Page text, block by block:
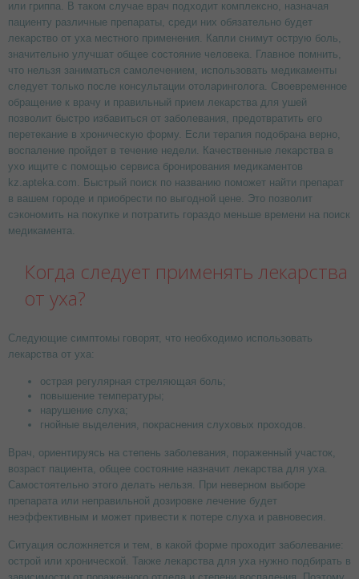
— антибактериальные капли с ципрофлоксацином,
помогают при инфекциях и воспалениях.
Для профилактики серных пробок и ухода за ушами часто
используют:
A‑Церумен — раствор для размягчения и удаления серных
пробок (можно найти в разделе капель).
Ремо‑Вакс — капли для регулярного ухода и очищения
слухового прохода.
Перед использованием любых капель рекомендуется
проконсультироваться с врачом, чтобы подобрать подходящее
средство и избежать осложнений. Все представленные препараты
можно заказать онлайн и получить в ближайшей аптеке.
или гриппа. В таком случае врач подходит комплексно, назначая
пациенту различные препараты, среди них обязательно будет
лекарство от уха местного применения. Капли снимут острую боль,
значительно улучшат общее состояние человека. Главное помнить,
что нельзя заниматься самолечением, использовать медикаменты
следует только после консультации отоларинголога. Своевременное
обращение к врачу и правильный прием лекарства для ушей
позволит быстро избавиться от заболевания, предотвратить его
перетекание в хроническую форму. Если терапия подобрана верно,
воспаление пройдет в течение недели. Качественные лекарства в
ухо ищите с помощью сервиса бронирования медикаментов
kz.apteka.com. Быстрый поиск по названию поможет найти препарат
в вашем городе и приобрести по выгодной цене. Это позволит
сэкономить на покупке и потратить гораздо меньше времени на поиск
медикамента.
Когда следует применять лекарства
от уха?
Следующие симптомы говорят, что необходимо использовать
лекарства от уха:
острая регулярная стреляющая боль;
повышение температуры;
нарушение слуха;
гнойные выделения, покраснения слуховых проходов.
Врач, ориентируясь на степень заболевания, пораженный участок,
возраст пациента, общее состояние назначит лекарства для уха.
Самостоятельно этого делать нельзя. При неверном выборе
препарата или неправильной дозировке лечение будет
неэффективным и может привести к потере слуха и равновесия.
Ситуация осложняется и тем, в какой форме проходит заболевание:
острой или хронической. Также лекарства для уха нужно подбирать в